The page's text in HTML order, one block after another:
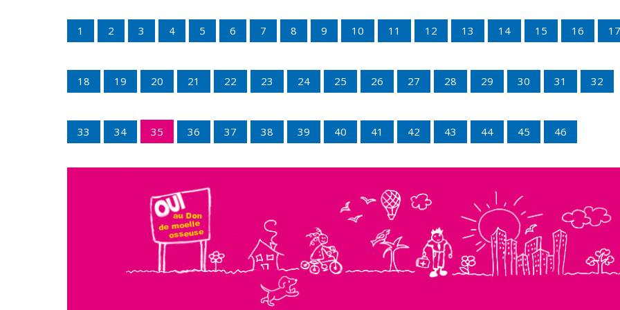
1 2 3 4 5 6 7 8 9 10 11 12 13 14 15 16 17
18 19 20 21 22 23 24 25 26 27 28 29 30 31 32
33 34 35 36 37 38 39 40 41 42 43 44 45 46